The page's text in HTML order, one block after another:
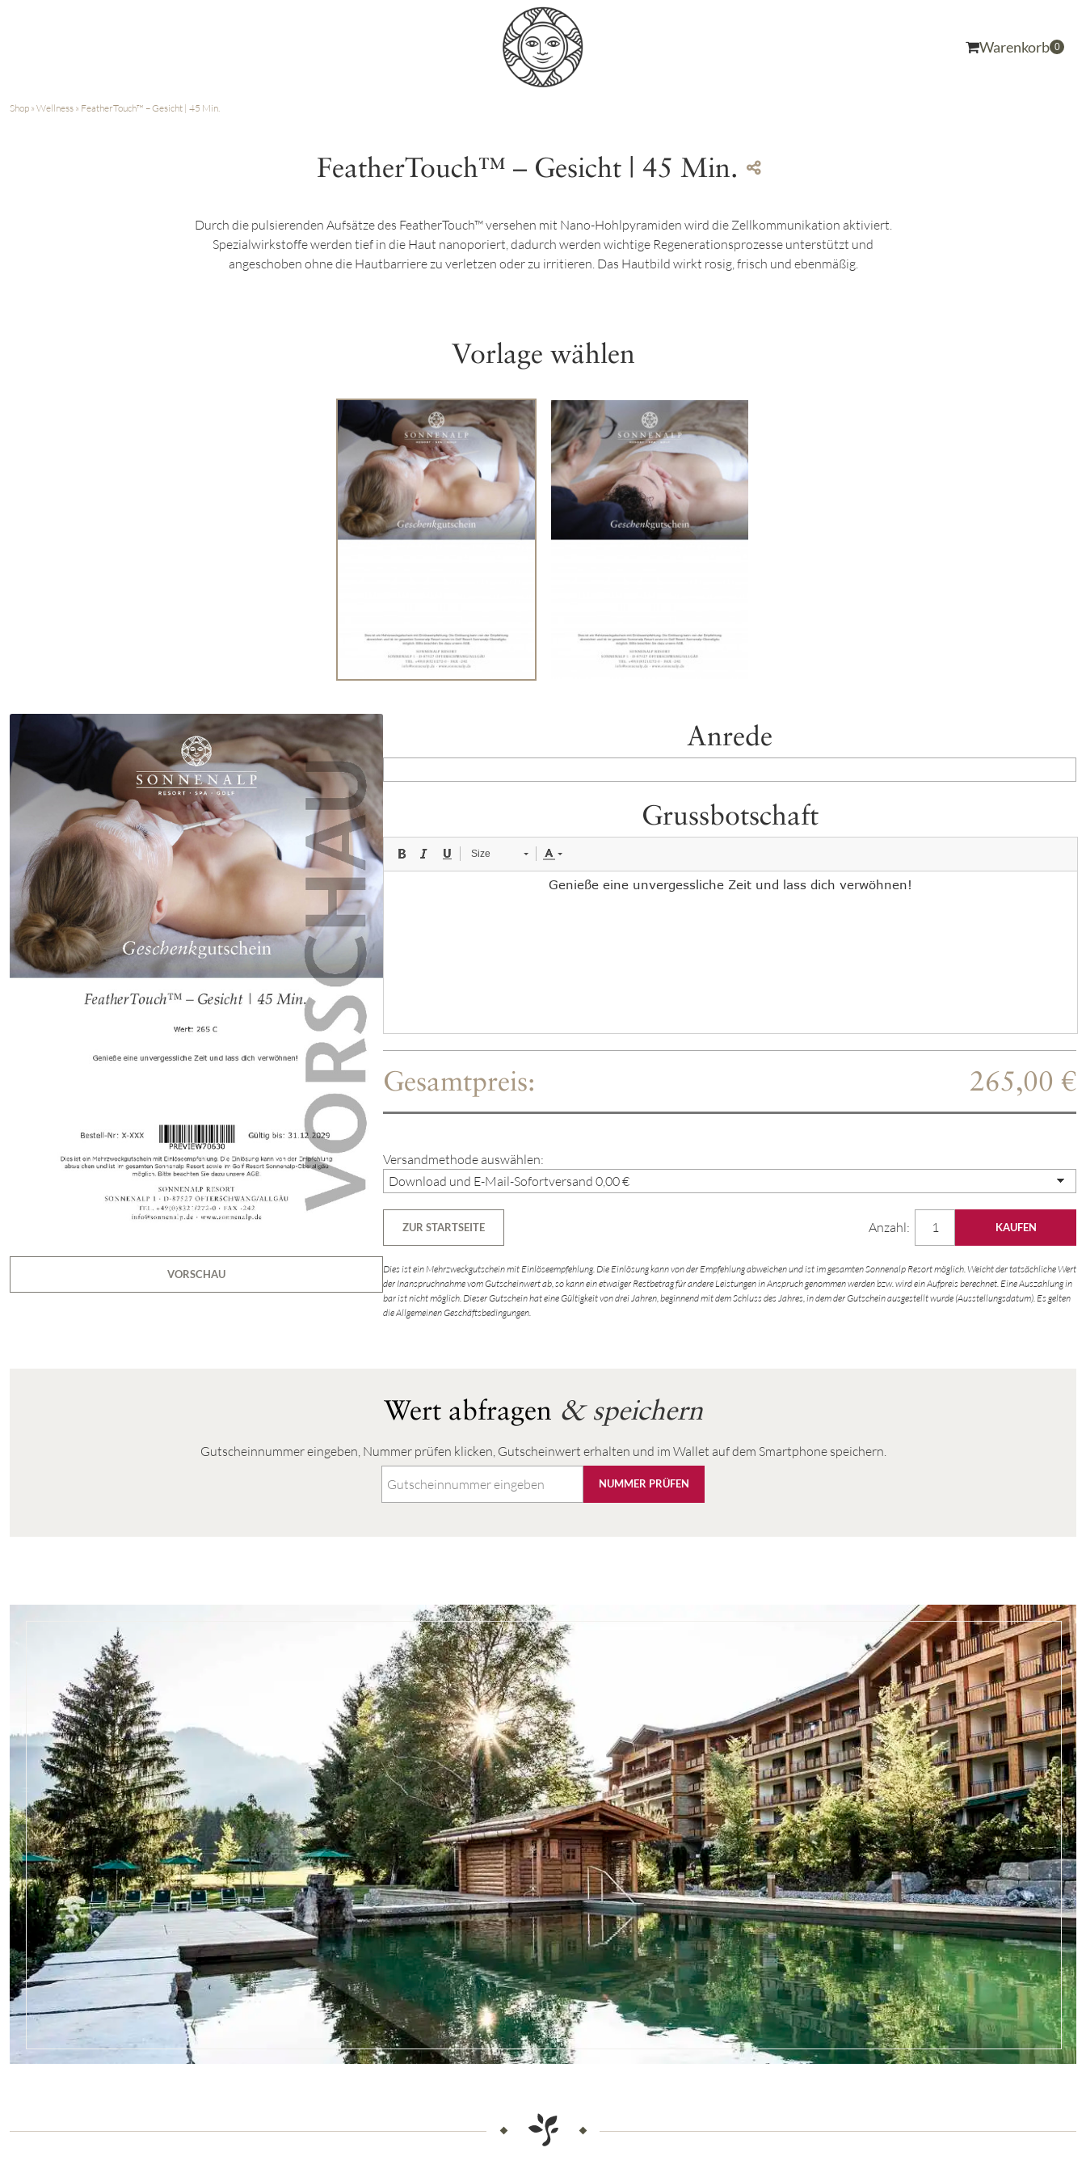
Warenkorb 0
Shop » Wellness » FeatherTouch™ – Gesicht | 45 Min.
FeatherTouch™ – Gesicht | 45 Min.
Durch die pulsierenden Aufsätze des FeatherTouch™ versehen mit Nano-Hohlpyramiden wird die Zellkommunikation aktiviert.
Spezialwirkstoffe werden tief in die Haut nanoporiert, dadurch werden wichtige Regenerationsprozesse unterstützt und
angeschoben ohne die Hautbarriere zu verletzen oder zu irritieren. Das Hautbild wirkt rosig, frisch und ebenmäßig.
Vorlage wählen
VORSCHAU
Anrede
Grussbotschaft
Size
Gesamtpreis: 265,00 €
Versandmethode auswählen:
Anzahl:
ZUR STARTSEITE
Dies ist ein Mehrzweckgutschein mit Einlöseempfehlung. Die Einlösung kann von der Empfehlung abweichen und ist im gesamten Sonnenalp Resort möglich. Weicht der tatsächliche Wert
der Inanspruchnahme vom Gutscheinwert ab, so kann ein etwaiger Restbetrag für andere Leistungen in Anspruch genommen werden bzw. wird ein Aufpreis berechnet. Eine Auszahlung in
bar ist nicht möglich. Dieser Gutschein hat eine Gültigkeit von drei Jahren, beginnend mit dem Schluss des Jahres, in dem der Gutschein ausgestellt wurde (Ausstellungsdatum). Es gelten
die Allgemeinen Geschäftsbedingungen.
Wert abfragen & speichern
Gutscheinnummer eingeben, Nummer prüfen klicken, Gutscheinwert erhalten und im Wallet auf dem Smartphone speichern.
NUMMER PRÜFEN